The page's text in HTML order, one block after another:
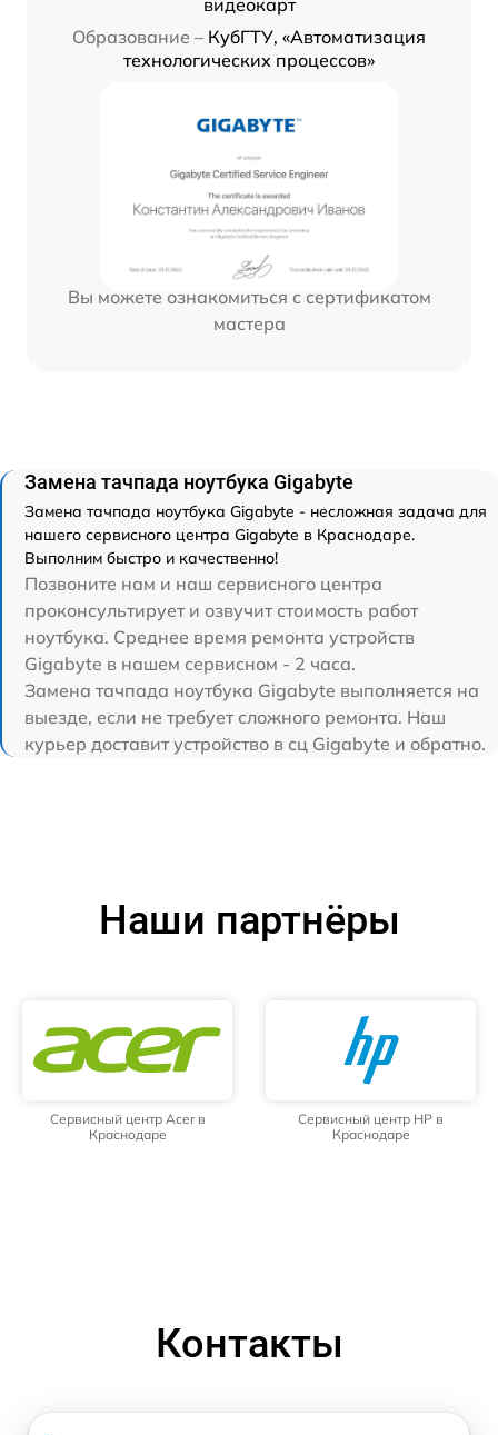
Образование – КубГТУ, «Автоматизация
технологических процессов»
Вы можете ознакомиться с сертификатом
мастера
Замена тачпада ноутбука Gigabyte
Замена тачпада ноутбука Gigabyte - несложная задача для
нашего сервисного центра Gigabyte в Краснодаре.
Выполним быстро и качественно!
Позвоните нам и наш сервисного центра
проконсультирует и озвучит стоимость работ
ноутбука. Среднее время ремонта устройств
Gigabyte в нашем сервисном - 2 часа.
Замена тачпада ноутбука Gigabyte выполняется на
выезде, если не требует сложного ремонта. Наш
курьер доставит устройство в сц Gigabyte и обратно.
Наши партнёры
Сервисный центр Acer в
Краснодаре
Сервисный центр HP в
Краснодаре
Контакты